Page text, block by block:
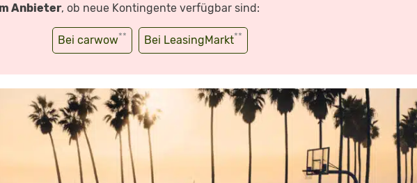
Anbieter, ob neue Kontingente verfügbar sind:
Bei carwow** Bei LeasingMarkt**